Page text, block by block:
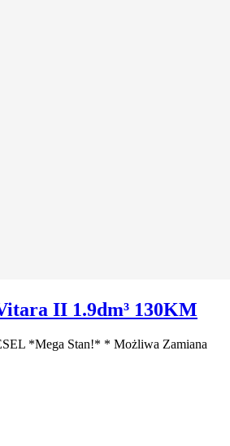
II 1.9dm³ 130KM
*Mega Stan!* * Możliwa Zamiana